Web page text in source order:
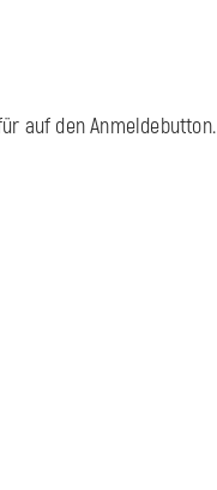
auf den Anmeldebutton.